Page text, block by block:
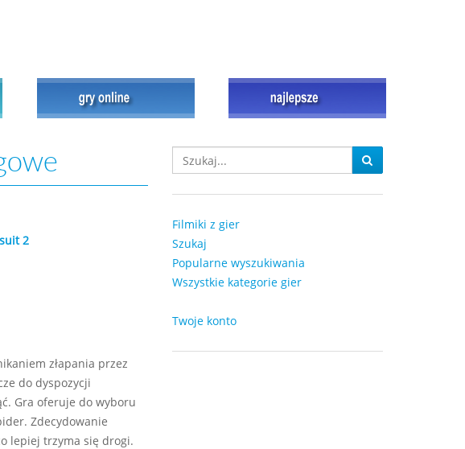
2
złapania przez
do dyspozycji
Gra oferuje do wyboru
Zdecydowanie
lepiej trzyma się drogi.
Filmiki z gier
Szukaj
Popularne wyszukiwania
Wszystkie kategorie gier
Twoje konto